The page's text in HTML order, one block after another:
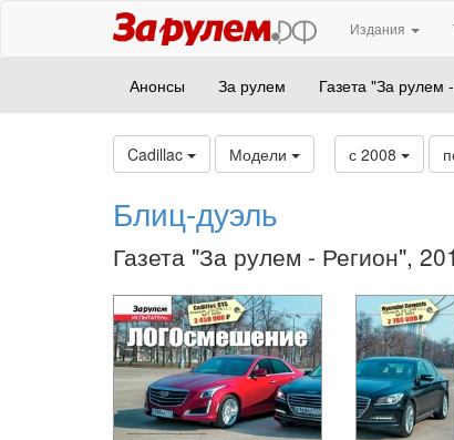
Издания
Анонсы За рулем Газета "За рулем
Cadillac Модели с 2008
Блиц-дуэль
Газета "За рулем - Регион",